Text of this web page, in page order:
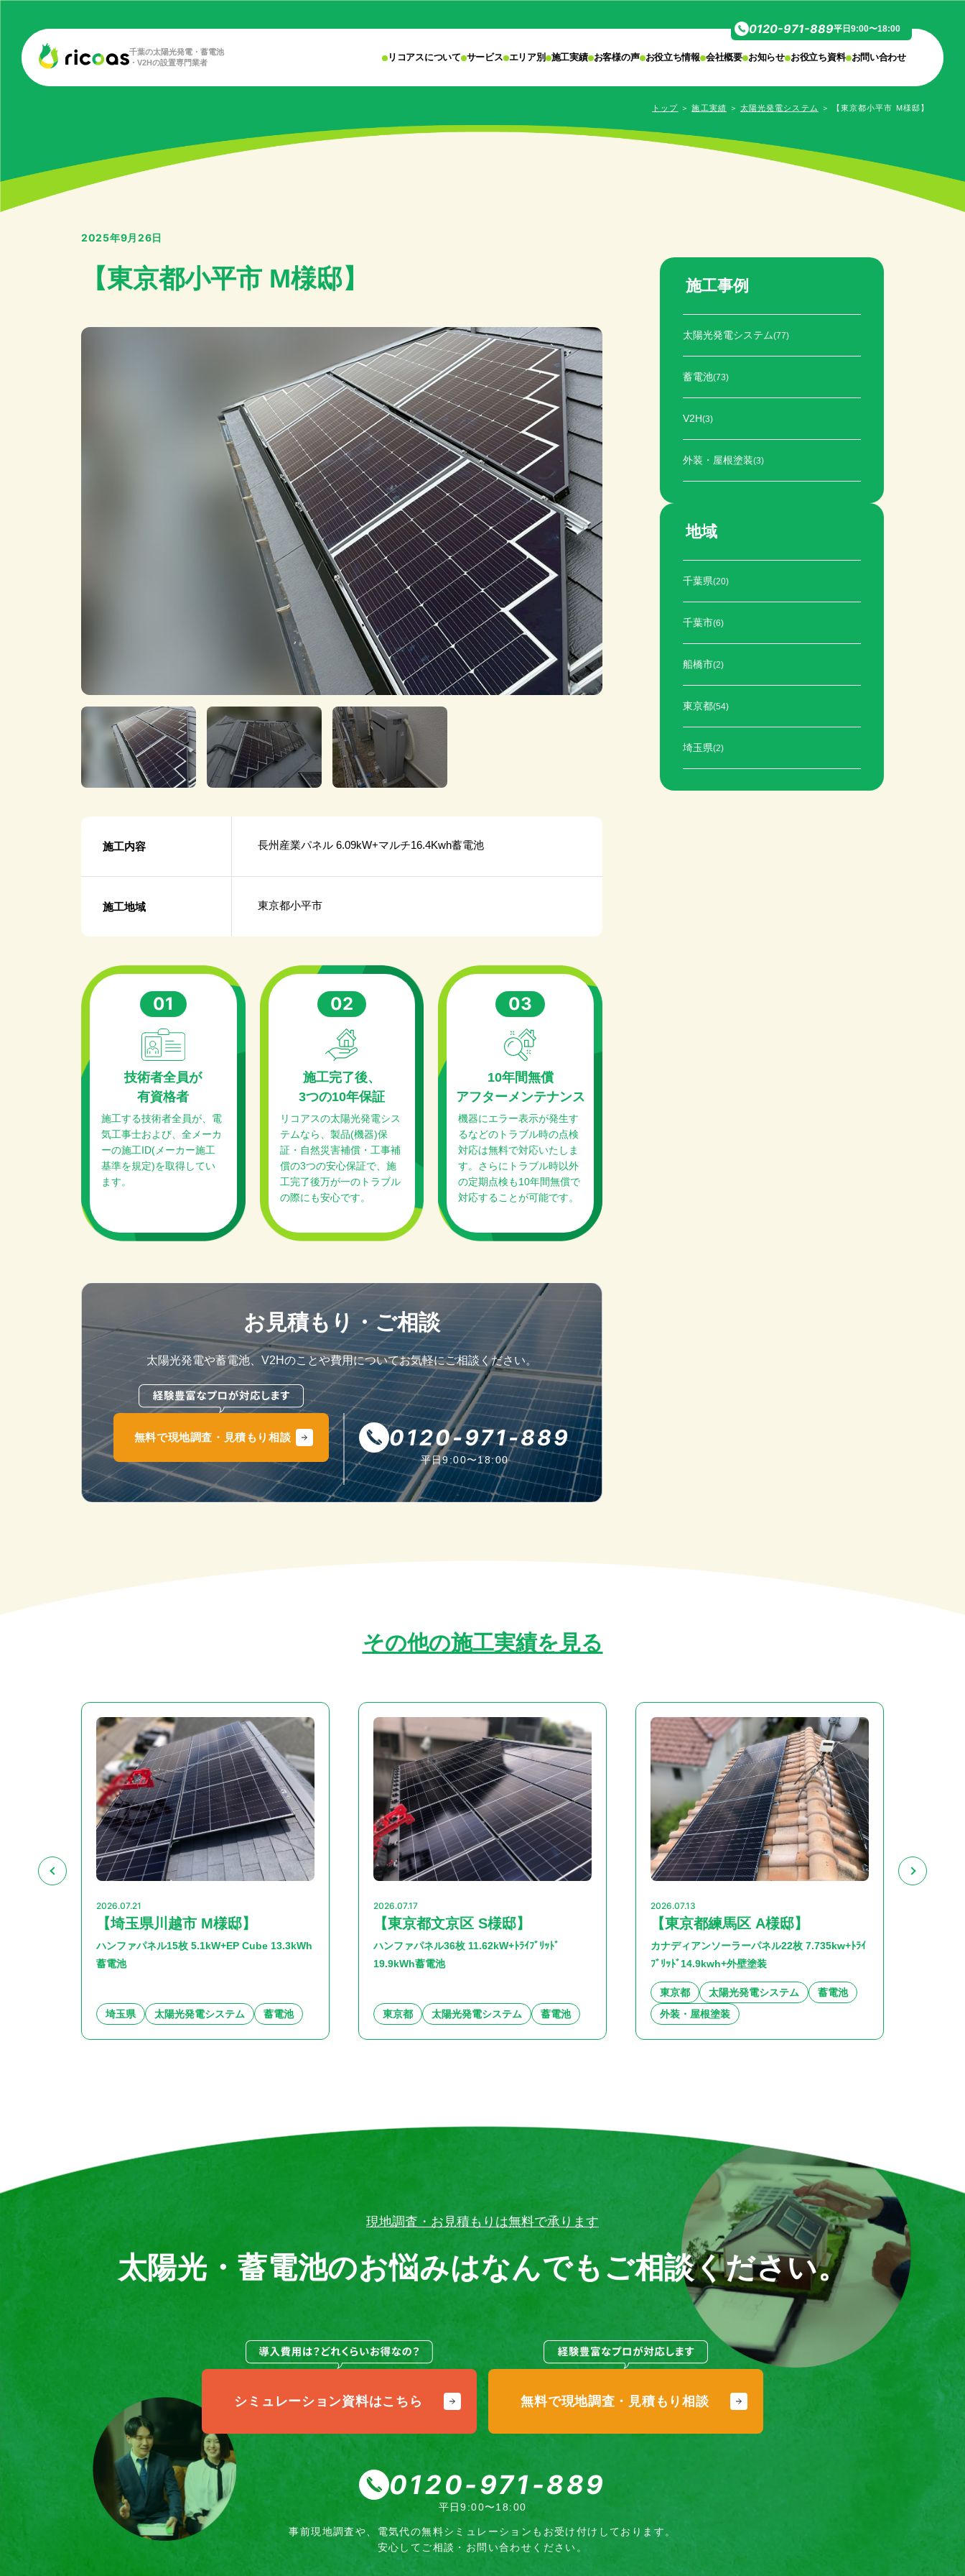
千葉の太陽光発電・蓄電池
・V2Hの設置専門業者
リコアスについて サービス エリア別 施工実績 お客様の声 お役立ち情報 会社概要 お知らせ お役立ち資料 お問い合わせ
0120-971-889平日9:00〜18:00
トップ ＞ 施工実績 ＞ 太陽光発電システム ＞ 【東京都小平市 M様邸】
2025年9月26日
【東京都小平市 M様邸】
施工内容 長州産業パネル 6.09kW+マルチ16.4Kwh蓄電池
施工地域 東京都小平市
01
技術者全員が
有資格者
施工する技術者全員が、電
気工事士および、全メーカ
ーの施工ID(メーカー施工
基準を規定)を取得してい
ます。
02
施工完了後、
3つの10年保証
リコアスの太陽光発電シス
テムなら、製品(機器)保
証・自然災害補償・工事補
償の3つの安心保証で、施
工完了後万が一のトラブル
の際にも安心です。
03
10年間無償
アフターメンテナンス
機器にエラー表示が発生す
るなどのトラブル時の点検
対応は無料で対応いたしま
す。さらにトラブル時以外
の定期点検も10年間無償で
対応することが可能です。
お見積もり・ご相談
太陽光発電や蓄電池、V2Hのことや費用についてお気軽にご相談ください。
無料で現地調査・見積もり相談 0120-971-889
平日9:00〜18:00
施工事例
太陽光発電システム(77)
蓄電池(73)
V2H(3)
外装・屋根塗装(3)
地域
千葉県(20)
千葉市(6)
船橋市(2)
東京都(54)
埼玉県(2)
その他の施工実績を見る
2026.07.21
【埼玉県川越市 M様邸】
ハンファパネル15枚 5.1kW+EP Cube 13.3kWh
蓄電池
埼玉県 太陽光発電システム 蓄電池
2026.07.17
【東京都文京区 S様邸】
ハンファパネル36枚 11.62kW+ﾄﾗｲﾌﾞﾘｯﾄﾞ
19.9kWh蓄電池
東京都 太陽光発電システム 蓄電池
2026.07.13
【東京都練馬区 A様邸】
カナディアンソーラーパネル22枚 7.735kw+ﾄﾗｲ
ﾌﾞﾘｯﾄﾞ14.9kwh+外壁塗装
東京都 太陽光発電システム
蓄電池
外装・屋根塗装
現地調査・お見積もりは無料で承ります
太陽光・蓄電池のお悩みはなんでもご相談ください。
シミュレーション資料はこちら 無料で現地調査・ 見積もり相談
0120-971-889
平日9:00〜18:00
事前現地調査や、電気代の無料シミュレーション もお受け付けしております。
安心してご相談・お問い合わせください。